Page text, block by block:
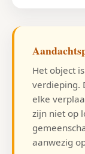
Het object
verdieping.
elke
zijn niet op
aanwezig